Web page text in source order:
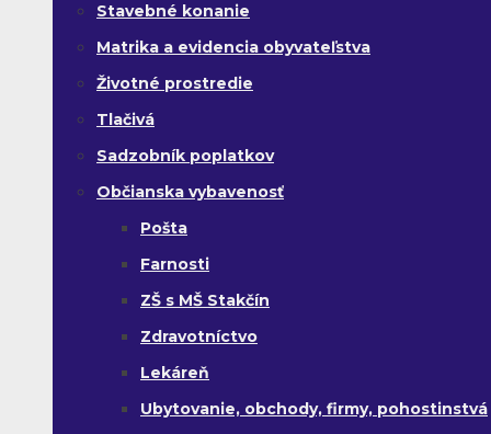
Stavebné konanie
Matrika a evidencia obyvateľstva
Životné prostredie
Tlačivá
Sadzobník poplatkov
Občianska vybavenosť
Pošta
Farnosti
ZŠ s MŠ Stakčín
Zdravotníctvo
Lekáreň
Ubytovanie, obchody, firmy, pohostinstvá